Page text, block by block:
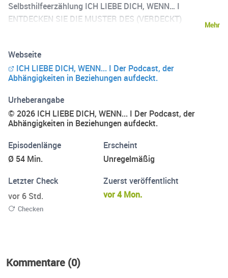
Selbsthilfeerzählung ICH LIEBE DICH, WENN… I
ENTDECKEN SIE DIE MUSTER DES (VERDECKT)
Podcast möchte sie Einblicke in verwirrende und/oder
missbräuchliche Verhaltensmuster geben und HörerInnen
so ermöglichen, Klarheit zu gewinnen, um sich ggf. daraus
zu befreien. In jeder Folge erkundigt Marie gemeinsam
mit ExperteInnen oder Betroffenen die Höhen und Tiefen
der menschlichen Verbundenheit. Von inspirierenden
du alles, was du brauchst, um deine Beziehungen zu
stärken und dich selbst zu entfalten. Mehr unter
Mehr
Webseite
ICH LIEBE DICH, WENN... I Der Podcast, der
Abhängigkeiten in Beziehungen aufdeckt.
Urheberangabe
© 2026 ICH LIEBE DICH, WENN... I Der Podcast, der
Abhängigkeiten in Beziehungen aufdeckt.
Episodenlänge
Ø 54 Min.
Erscheint
Unregelmäßig
Letzter Check
vor 6 Std.
Checken
Zuerst veröffentlicht
vor 4 Mon.
Kommentare (0)